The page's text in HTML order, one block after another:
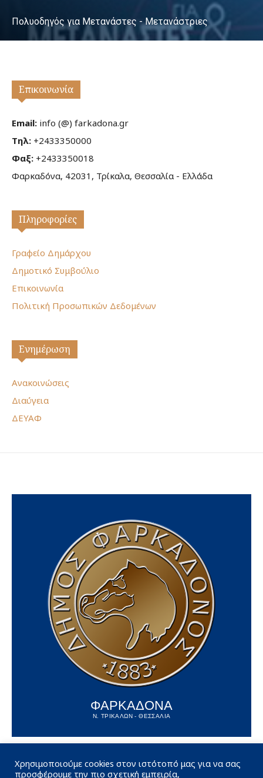
Πολυοδηγός για Μετανάστες - Μετανάστριες
Επικοινωνία
Email: info (@) farkadona.gr
Τηλ: +2433350000
Φαξ: +2433350018
Φαρκαδόνα, 42031, Τρίκαλα, Θεσσαλία - Ελλάδα
Πληροφορίες
Γραφείο Δημάρχου
Δημοτικό Συμβούλιο
Επικοινωνία
Πολιτική Προσωπικών Δεδομένων
Ενημέρωση
Ανακοινώσεις
Διαύγεια
ΔΕΥΑΦ
ΦΑΡΚΑΔΟΝΑ
Ν. ΤΡΙΚΑΛΩΝ - ΘΕΣΣΑΛΙΑ
Χρησιμοποιούμε cookies στον ιστότοπό μας για να σας
προσφέρουμε την πιο σχετική εμπειρία,